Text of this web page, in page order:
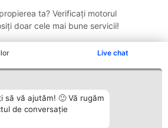
Live chat
să vă ajutăm! 🙂 Vă rugăm
de conversație
ta? Verificați motorul
doar cele mai bune servicii!